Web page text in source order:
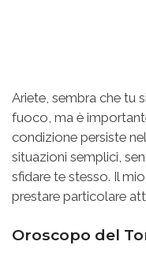
Ariete, sembra che tu
fuoco, ma è
condizione persiste
situazioni semplici,
sfidare te stesso. Il
prestare particolare
Oroscopo del